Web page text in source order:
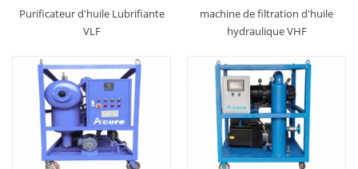
Purificateur d'huile Lubrifiante
VLF
machine de filtration d'huile
hydraulique VHF